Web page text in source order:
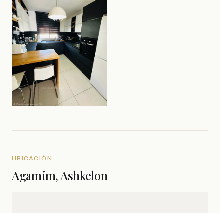
UBICACIÓN
Agamim, Ashkelon